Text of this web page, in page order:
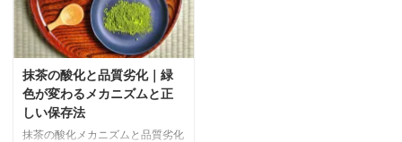
抹茶の酸化と品質劣化｜緑
色が変わるメカニズムと正
しい保存法
抹茶の酸化メカニズムと品質劣化